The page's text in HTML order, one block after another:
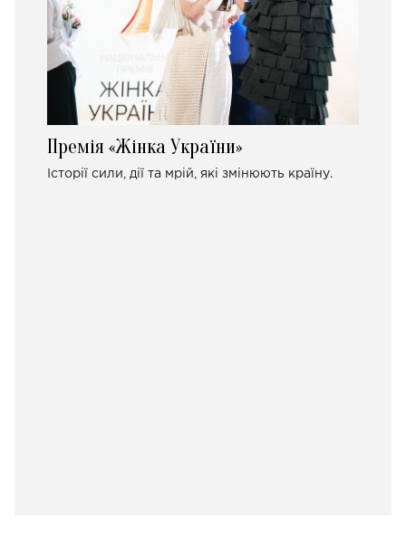
Премія «Жінка України»
Історії сили, дії та мрій, які змінюють країну.